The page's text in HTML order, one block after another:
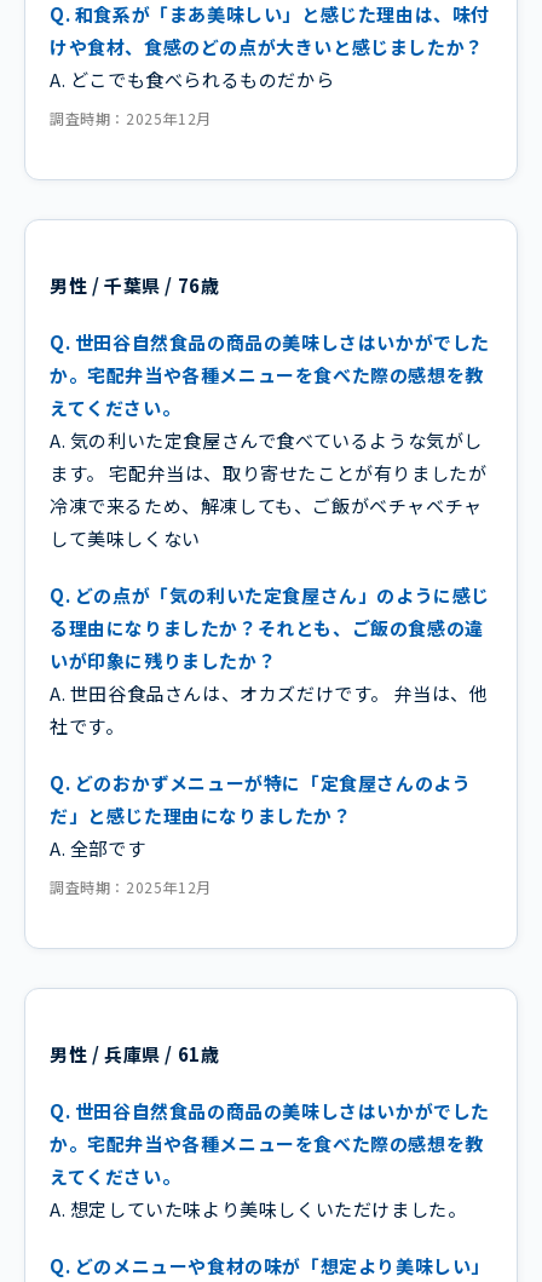
Q. 和食系が「まあ美味しい」と感じた理由は、味付
けや食材、食感のどの点が大きいと感じましたか？
A. どこでも食べられるものだから
調査時期：2025年12月
男性 / 千葉県 / 76歳
Q. 世田谷自然食品の商品の美味しさはいかがでした
か。宅配弁当や各種メニューを食べた際の感想を教
えてください。
A. 気の利いた定食屋さんで食べているような気がし
ます。 宅配弁当は、取り寄せたことが有りましたが
冷凍で来るため、解凍しても、ご飯がベチャベチャ
して美味しくない
Q. どの点が「気の利いた定食屋さん」のように感じ
る理由になりましたか？それとも、ご飯の食感の違
いが印象に残りましたか？
A. 世田谷食品さんは、オカズだけです。 弁当は、他
社です。
Q. どのおかずメニューが特に「定食屋さんのよう
だ」と感じた理由になりましたか？
A. 全部です
調査時期：2025年12月
男性 / 兵庫県 / 61歳
Q. 世田谷自然食品の商品の美味しさはいかがでした
か。宅配弁当や各種メニューを食べた際の感想を教
えてください。
A. 想定していた味より美味しくいただけました。
Q. どのメニューや食材の味が「想定より美味しい」